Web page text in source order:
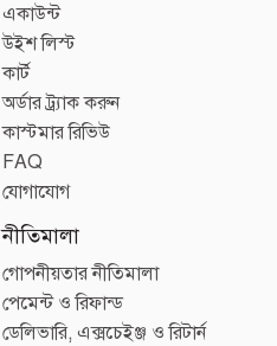
একাউন্ট
উইশ লিস্ট
কার্ট
অর্ডার ট্র্যাক করুন
কাস্টমার রিভিউ
FAQ
যোগাযোগ
নীতিমালা
গোপনীয়তার নীতিমালা
পেমেন্ট ও রিফান্ড
ডেলিভারি, এক্সচেইঞ্জ ও রিটার্ন